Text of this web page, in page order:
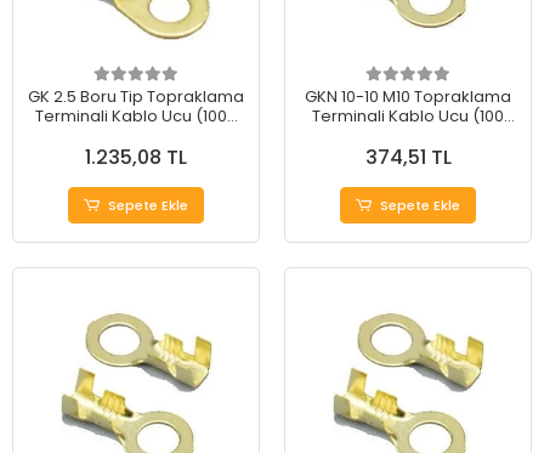
GK 2.5 Boru Tip Topraklama
Terminali Kablo Ucu (1000
1.235,08 TL
Sepete Ekle
GKN 10-10 M10 Topraklama
Terminali Kablo Ucu (100
374,51 TL
Sepete Ekle